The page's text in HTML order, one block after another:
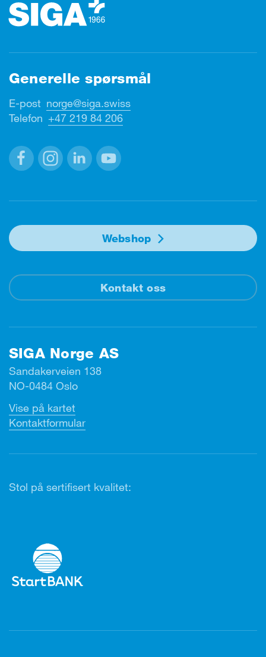
Generelle spørsmål
E-post norge@siga.swiss
Telefon +47 219 84 206
Webshop
Kontakt oss
SIGA Norge AS
Sandakerveien 138
NO-0484 Oslo
Vise på kartet
Kontaktformular
Stol på sertifisert kvalitet: